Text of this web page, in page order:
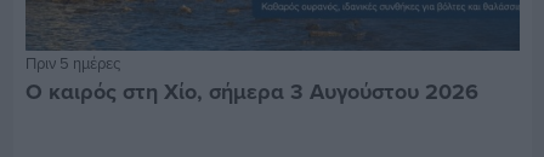
Πριν 5 ημέρες
Ο καιρός στη Χίο, σήμερα 3 Αυγούστου 2026